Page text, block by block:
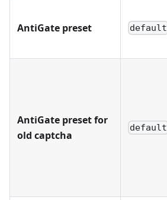
AntiGate preset default
AntiGate preset for
old captcha
default